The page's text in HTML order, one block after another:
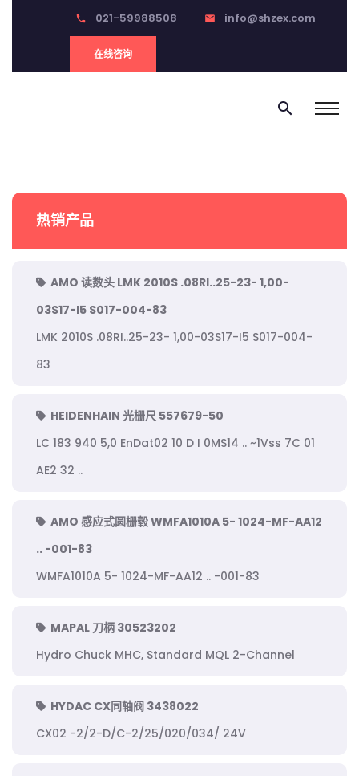
phone 021-59988508 email info@shzex.com
在线咨询
search
热销产品
AMO 读数头 LMK 2010S .08RI..25-23- 1,00-
03S17-I5 S017-004-83
LMK 2010S .08RI..25-23- 1,00-03S17-I5 S017-004-
83
HEIDENHAIN 光栅尺 557679-50
LC 183 940 5,0 EnDat02 10 D I 0MS14 .. ~1Vss 7C 01
AE2 32 ..
AMO 感应式圆栅毂 WMFA1010A 5- 1024-MF-AA12
.. -001-83
WMFA1010A 5- 1024-MF-AA12 .. -001-83
MAPAL 刀柄 30523202
Hydro Chuck MHC, Standard MQL 2-Channel
HYDAC CX同轴阀 3438022
CX02 -2/2-D/C-2/25/020/034/ 24V